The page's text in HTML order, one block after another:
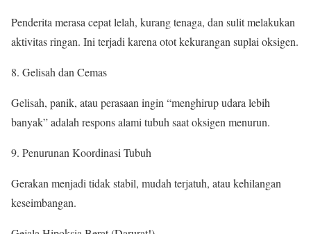
Penderita merasa cepat lelah, kurang tenaga, dan sulit melakukan
aktivitas ringan. Ini terjadi karena otot kekurangan suplai oksigen.
Gelisah dan Cemas
Gelisah, panik, atau perasaan ingin “menghirup udara lebih
banyak” adalah respons alami tubuh saat oksigen menurun.
Penurunan Koordinasi Tubuh
Gerakan menjadi tidak stabil, mudah terjatuh, atau kehilangan
keseimbangan.